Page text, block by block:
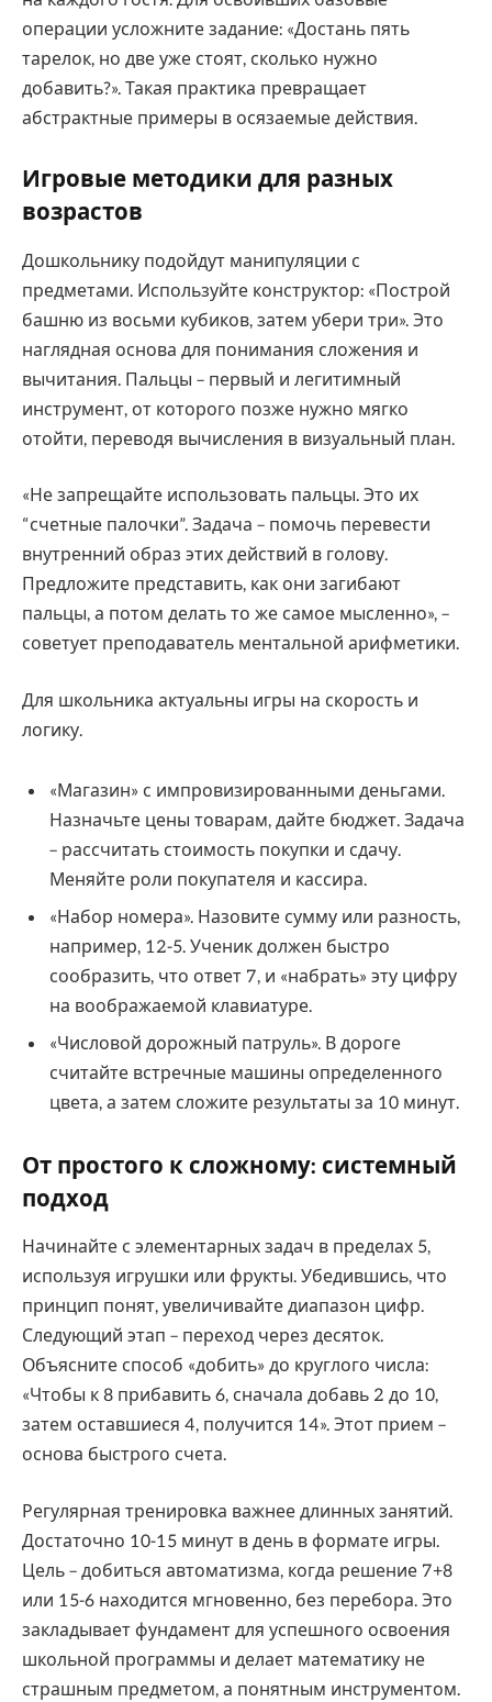
операции усложните задание: «Достань пять
тарелок, но две уже стоят, сколько нужно
добавить?». Такая практика превращает
абстрактные примеры в осязаемые действия.
Игровые методики для разных
возрастов
Дошкольнику подойдут манипуляции с
предметами. Используйте конструктор: «Построй
башню из восьми кубиков, затем убери три». Это
наглядная основа для понимания сложения и
вычитания. Пальцы – первый и легитимный
инструмент, от которого позже нужно мягко
отойти, переводя вычисления в визуальный план.
«Не запрещайте использовать пальцы. Это их
“счетные палочки”. Задача – помочь перевести
внутренний образ этих действий в голову.
Предложите представить, как они загибают
пальцы, а потом делать то же самое мысленно», –
советует преподаватель ментальной арифметики.
Для школьника актуальны игры на скорость и
логику.
«Магазин» с импровизированными деньгами.
Назначьте цены товарам, дайте бюджет. Задача
– рассчитать стоимость покупки и сдачу.
Меняйте роли покупателя и кассира.
«Набор номера». Назовите сумму или разность,
например, 12-5. Ученик должен быстро
сообразить, что ответ 7, и «набрать» эту цифру
на воображаемой клавиатуре.
«Числовой дорожный патруль». В дороге
считайте встречные машины определенного
цвета, а затем сложите результаты за 10 минут.
От простого к сложному: системный
подход
Начинайте с элементарных задач в пределах 5,
используя игрушки или фрукты. Убедившись, что
принцип понят, увеличивайте диапазон цифр.
Следующий этап – переход через десяток.
Объясните способ «добить» до круглого числа:
«Чтобы к 8 прибавить 6, сначала добавь 2 до 10,
затем оставшиеся 4, получится 14». Этот прием –
основа быстрого счета.
Регулярная тренировка важнее длинных занятий.
Достаточно 10-15 минут в день в формате игры.
Цель – добиться автоматизма, когда решение 7+8
или 15-6 находится мгновенно, без перебора. Это
закладывает фундамент для успешного освоения
школьной программы и делает математику не
страшным предметом, а понятным инструментом.